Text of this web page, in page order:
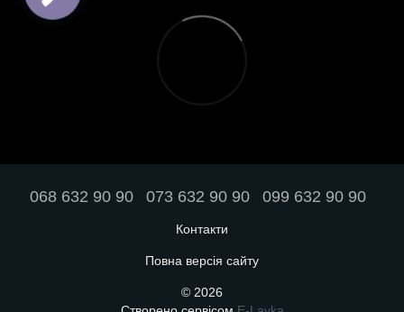
068 632 90 90 073 632 90 90 099 632 90 90
Контакти
Повна версія сайту
© 2026